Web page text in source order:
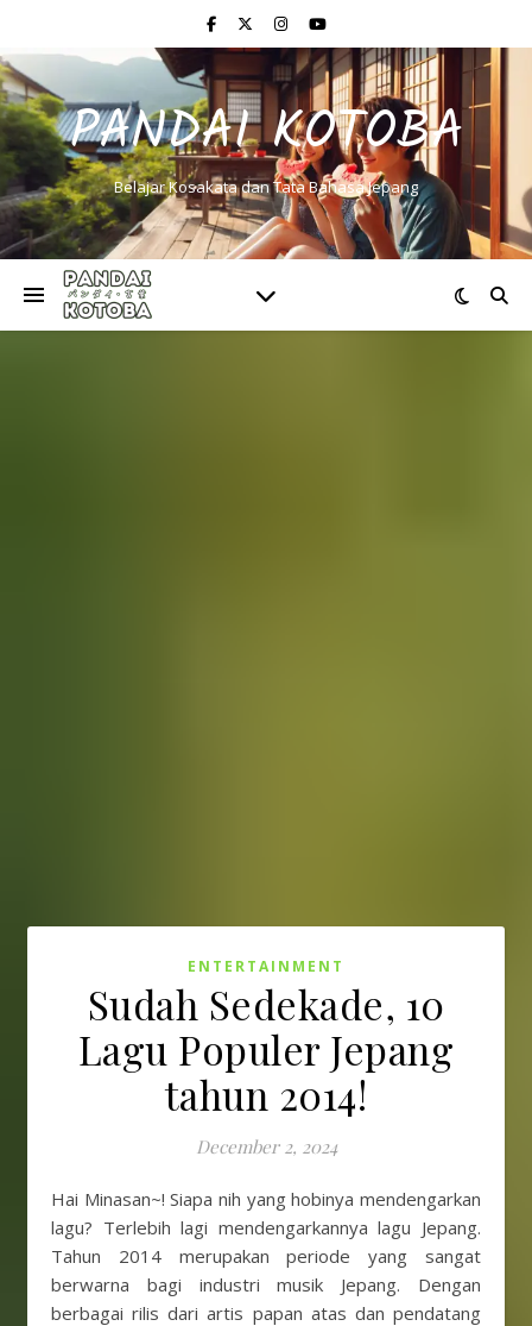
PANDAI KOTOBA
Belajar Kosakata dan Tata Bahasa Jepang
ENTERTAINMENT
Sudah Sedekade, 10
Lagu Populer Jepang
tahun 2014!
December 2, 2024
Hai Minasan~! Siapa nih yang hobinya mendengarkan
lagu? Terlebih lagi mendengarkannya lagu Jepang.
Tahun 2014 merupakan periode yang sangat
berwarna bagi industri musik Jepang. Dengan
berbagai rilis dari artis papan atas dan pendatang